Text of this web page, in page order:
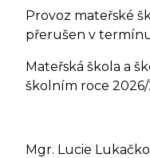
Provoz mateřské
přerušen v termínu
Mateřská škola a
školním roce 2026/
Mgr. Lucie